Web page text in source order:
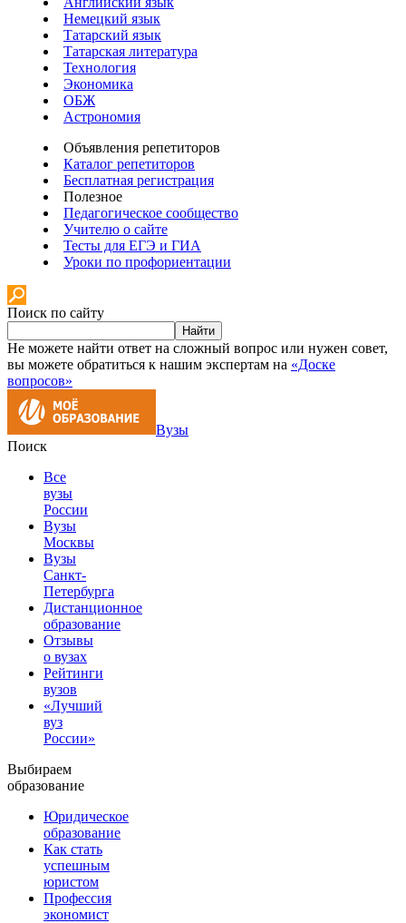
Немецкий язык
Татарский язык
Татарская литература
Технология
Экономика
ОБЖ
Астрономия
Объявления репетиторов
Каталог репетиторов
Бесплатная регистрация
Полезное
Педагогическое сообщество
Учителю о сайте
Тесты для ЕГЭ и ГИА
Уроки по профориентации
Поиск по сайту
Найти
Не можете найти ответ на сложный вопрос или нужен совет,
вы можете обратиться к нашим экспертам на «Доске
вопросов»
Вузы
Поиск
Все
вузы
России
Вузы
Москвы
Вузы
Санкт-
Петербурга
Дистанционное
образование
Отзывы
о вузах
Рейтинги
вузов
«Лучший
вуз
России»
Выбираем
образование
Юридическое
образование
Как стать
успешным
юристом
Профессия
экономист